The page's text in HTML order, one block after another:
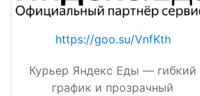
https://goo.su/VnfKth
Курьер Яндекс Еды — гибкий
график и прозрачный